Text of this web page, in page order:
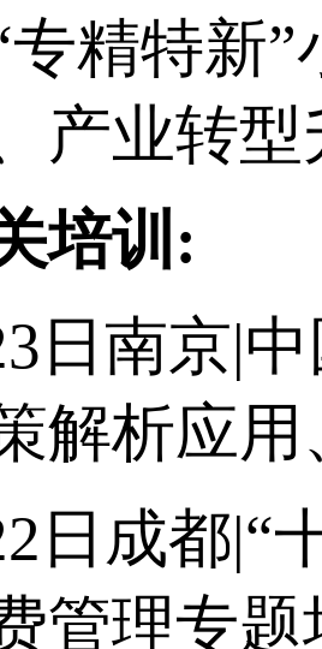
专精特新
产业转
培训:
日南京|
解析应
日成都|“
管理专题